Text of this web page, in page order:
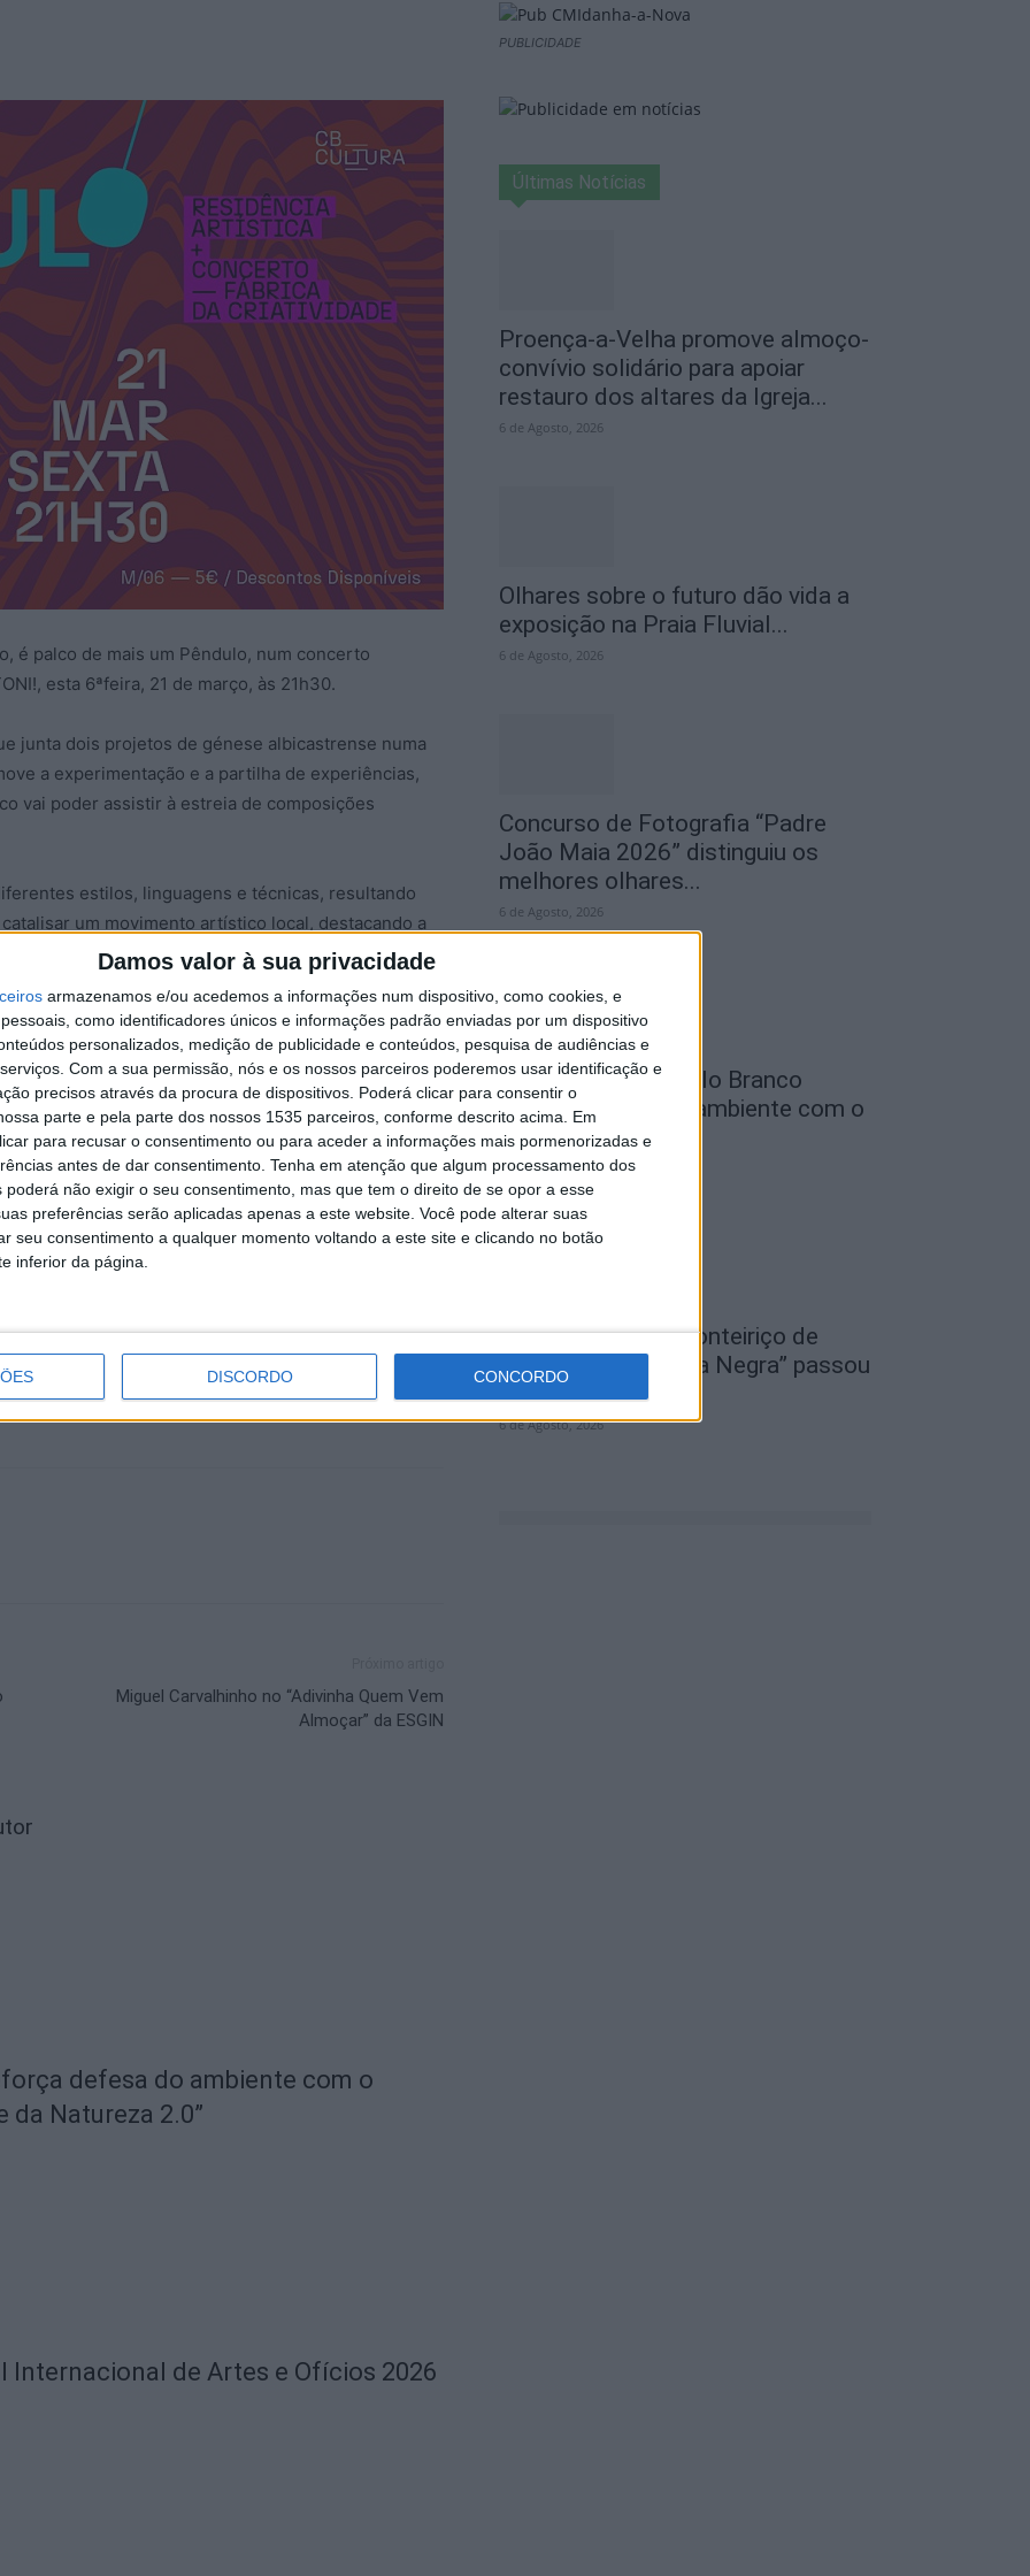
Damos valor à sua privacidade
armazenamos e/ou acedemos a informações num dispositivo, como cookies, e
como identificadores únicos e informações padrão enviadas por um dispositivo
personalizados, medição de publicidade e conteúdos, pesquisa de audiências e
Com a sua permissão, nós e os nossos parceiros poderemos usar identificação e
precisos através da procura de dispositivos. Poderá clicar para consentir o
parte e pela parte dos nossos 1535 parceiros, conforme descrito acima. Em
para recusar o consentimento ou para aceder a informações mais pormenorizadas e
antes de dar consentimento. Tenha em atenção que algum processamento dos
poderá não exigir o seu consentimento, mas que tem o direito de se opor a esse
preferências serão aplicadas apenas a este website. Você pode alterar suas
seu consentimento a qualquer momento voltando a este site e clicando no botão
inferior da página.
DISCORDO CONCORDO
é palco de mais um Pêndulo, num concerto
esta 6ªfeira, 21 de março, às 21h30.
junta dois projetos de génese albicastrense numa
a experimentação e a partilha de experiências,
vai poder assistir à estreia de composições
estilos, linguagens e técnicas, resultando
um movimento artístico local, destacando a
para a renovação cultural e o enriquecimento
que nasceram em janeiro de 2018 na
de Punk-Thrash-Rock’n’Roll não mais
emerge a partir da força que António encontra
pelo mundo que o rodeia. Através de melodias
pé imóvel, abre-se para falar e dar esperança a
público presenciar a união de dois universos
que marcaram a residência artística.
Miguel Carvalhinho no “Adivinha Quem Vem
Almoçar” da ESGIN
defesa do ambiente com o
da Natureza 2.0”
Internacional de Artes e Ofícios 2026
PUBLICIDADE
Últimas Notícias
Proença-a-Velha promove almoço-
convívio solidário para apoiar
restauro dos altares da Igreja...
6 de Agosto, 2026
Olhares sobre o futuro dão vida a
exposição na Praia Fluvial...
6 de Agosto, 2026
Concurso de Fotografia “Padre
João Maia 2026” distinguiu os
melhores olhares...
6 de Agosto, 2026
Município de Castelo Branco
reforça defesa do ambiente com o
projeto...
6 de Agosto, 2026
VI Festival Transfronteiriço de
Novela Negra “Gata Negra” passou
por Idanha-a-Nova
6 de Agosto, 2026